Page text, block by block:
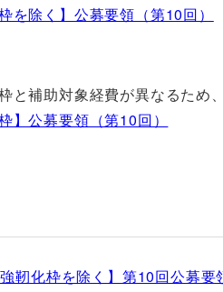
除く】公募要領（第10回）
と補助対象経費が異なるため、
】公募要領（第10回）
靭化枠を除く】第10回公募要